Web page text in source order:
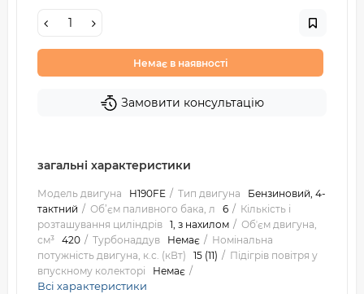
Немає в наявності
Замовити консультацію
загальні характеристики
Модель двигуна H190FE Тип двигуна
Бензиновий, 4-
тактний
Об’єм паливного бака, л 6
Кількість і
розташування циліндрів 1, з нахилом
Обʼєм двигуна,
см³ 420 Турбонаддув Немає
Номінальна
потужність двигуна, к.с. (кВт)
15 (11)
Підігрів повітря у
впускному колекторі
Немає
Всі характеристики